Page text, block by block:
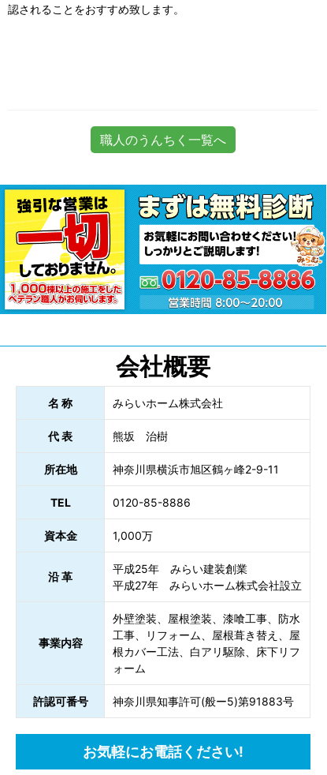
認されることをおすすめ致します。
職人のうんちく一覧へ
会社概要
名 称 みらいホーム株式会社
代 表 熊坂 治樹
所在地 神奈川県横浜市旭区鶴ヶ峰2-9-11
TEL 0120-85-8886
資本金 1,000万
沿 革
平成25年 みらい建装創業
平成27年 みらいホーム株式会社設立
事業内容
外壁塗装、屋根塗装、漆喰工事、防水
工事、リフォーム、屋根葺き替え、屋
根カバー工法、白アリ駆除、床下リフ
ォーム
許認可番号 神奈川県知事許可(般ー5)第91883号
お気軽にお電話ください!